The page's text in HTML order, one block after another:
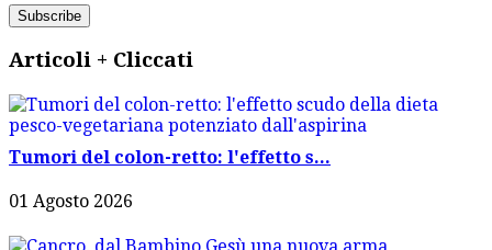
Articoli + Cliccati
Tumori del colon-retto: l'effetto s...
01 Agosto 2026